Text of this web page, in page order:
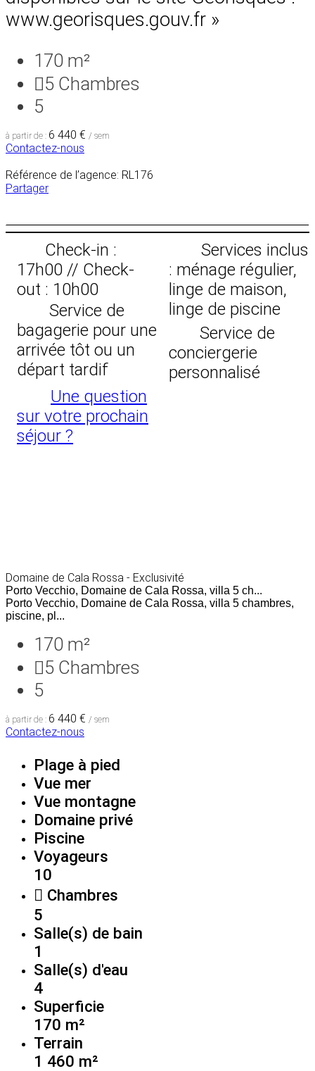
www.georisques.gouv.fr »
170 m²
5 Chambres
5
à partir de : 6 440 € / sem
Contactez-nous
Référence de l’agence: RL176
Partager
Check-in :
17h00 // Check-
out : 10h00
Service de
bagagerie pour une
arrivée tôt ou un
départ tardif
Une question
sur votre prochain
séjour ?
Services inclus
: ménage régulier,
linge de maison,
linge de piscine
Service de
conciergerie
personnalisé
Domaine de Cala Rossa - Exclusivité
Porto Vecchio, Domaine de Cala Rossa, villa 5 ch...
Porto Vecchio, Domaine de Cala Rossa, villa 5 chambres,
piscine, pl...
170 m²
5 Chambres
5
à partir de : 6 440 € / sem
Contactez-nous
Plage à pied
Vue mer
Vue montagne
Domaine privé
Piscine
Voyageurs
10
Chambres
5
Salle(s) de bain
1
Salle(s) d'eau
4
Superficie
170 m²
Terrain
1 460 m²